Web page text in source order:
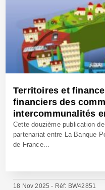
Territoires et
financiers des
intercommunalités
Cette douzième publication
partenariat entre La Banque
de France...
18 Nov 2025 - Réf: BW42851